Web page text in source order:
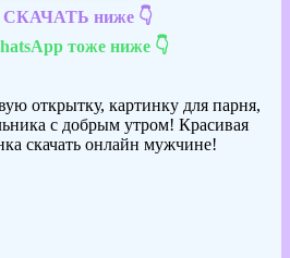
СКАЧАТЬ ниже 👇
тоже ниже 👇
открытку, картинку для парня,
с добрым утром! Красивая
скачать онлайн мужчине!